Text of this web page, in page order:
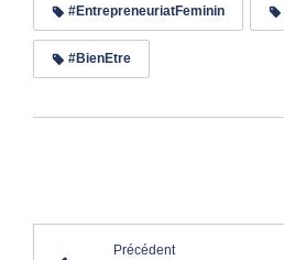
#EntrepreneuriatFeminin
#BienEtre
Précédent